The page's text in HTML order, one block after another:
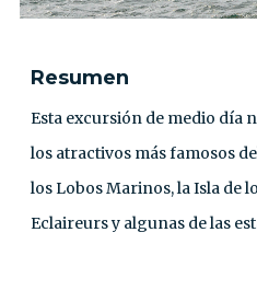
Resumen
Esta excursión de medio día
los atractivos más famosos
los Lobos Marinos, la Isla de
Eclaireurs y algunas de las